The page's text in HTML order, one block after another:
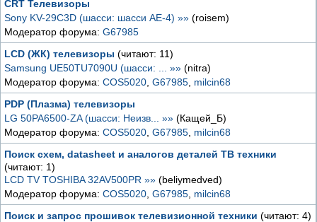
CRT Телевизоры
Sony KV-29C3D (шасси: шасси AE-4) »» (roisem)
Модератор форума: G67985
LCD (ЖК) телевизоры (читают: 11)
Samsung UE50TU7090U (шасси: ... »» (nitra)
Модератор форума: COS5020 G67985 milcin68
PDP (Плазма) телевизоры
LG 50PA6500-ZA (шасси: Неизв... »» (Кащей_Б)
Модератор форума: COS5020 G67985 milcin68
Поиск схем, datasheet и аналогов деталей ТВ техники
(читают: 1)
LCD TV TOSHIBA 32AV500PR »» (beliymedved)
Модератор форума: COS5020 G67985 milcin68
Поиск и запрос прошивок телевизионной техники (читают: 4)